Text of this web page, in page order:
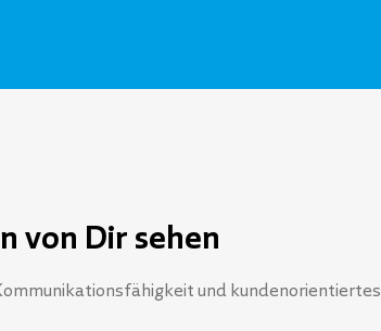
von Dir sehen
und kundenorientiertes